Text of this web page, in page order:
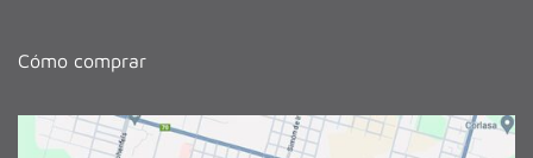
Cómo comprar